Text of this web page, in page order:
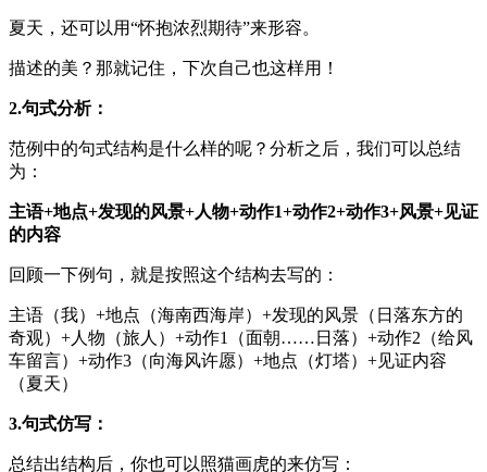
夏天，还可以用“怀抱浓烈期待”来形容。
描述的美？那就记住，下次自己也这样用！
2.句式分析：
范例中的句式结构是什么样的呢？分析之后，我们可以总结
为：
主语+地点+发现的风景+人物+动作1+动作2+动作3+风景+见证
的内容
回顾一下例句，就是按照这个结构去写的：
主语（我）+地点（海南西海岸）+发现的风景（日落东方的
奇观）+人物（旅人）+动作1（面朝……日落）+动作2（给风
车留言）+动作3（向海风许愿）+地点（灯塔）+见证内容
（夏天）
3.句式仿写：
总结出结构后，你也可以照猫画虎的来仿写：